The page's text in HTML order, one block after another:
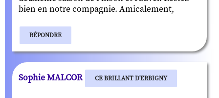
bien en notre compagnie. Amicalement,
RÉPONDRE
Sophie MALCOR CE BRILLANT D'ERBIGNY